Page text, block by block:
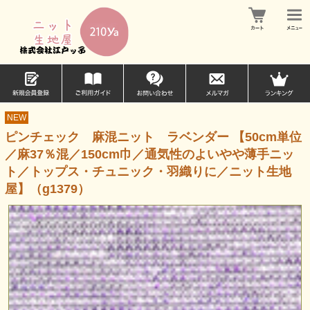
NEW
ピンチェック 麻混ニット ラベンダー 【50cm単位
／麻37％混／150cm巾／通気性のよいやや薄手ニッ
ト／トップス・チュニック・羽織りに／ニット生地
屋】（g1379）